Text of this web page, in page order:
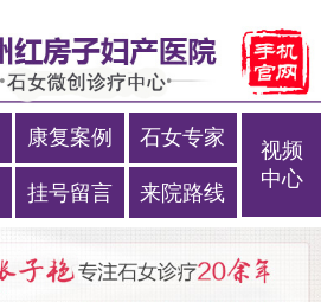
康复案例 石女专家
挂号留言 来院路线
视频
中心